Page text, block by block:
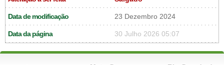
Data de modificação 23 Dezembro 2024
Data da página 30 Julho 2026 05:07